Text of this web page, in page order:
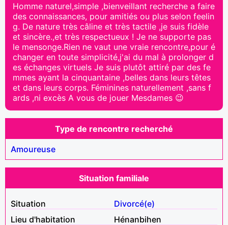
Homme naturel,simple ,bienveillant recherche a faire
des connaissances, pour amitiés ou plus selon feelin
g. De nature très câline et très tactile ,je suis fidèle
et sincère.,et très respectueux ! Je ne supporte pas
le mensonge.Rien ne vaut une vraie rencontre,pour é
changer en toute simplicité,j'ai du mal à prolonger d
es échanges virtuels Je suis plutôt attiré par des fe
mmes ayant la cinquantaine ,belles dans leurs têtes
et dans leurs corps. Féminines naturellement ,sans f
ards ,ni excès A vous de jouer Mesdames 😉
Type de rencontre recherché
Amoureuse
Situation familiale
Situation
Divorcé(e)
Lieu d'habitation
Hénanbihen